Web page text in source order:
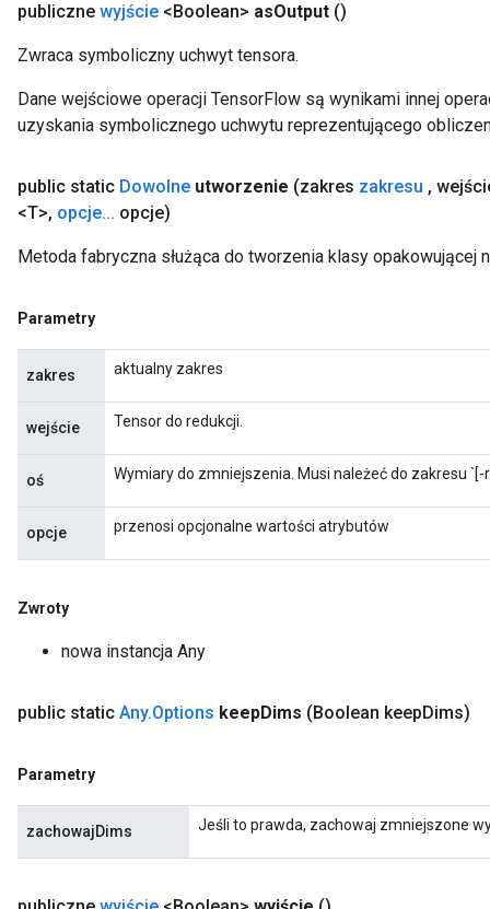
publiczne wyjście <Boolean> asOutput ()
Zwraca symboliczny uchwyt tensora.
Dane wejściowe operacji TensorFlow są wynikami innej
uzyskania symbolicznego uchwytu reprezentującego
public static Dowolne utworzenie (zakres zakresu ,
<T>, opcje... opcje)
Metoda fabryczna służąca do tworzenia klasy opakowującej
Parametry
zakres aktualny zakres
wejście Tensor do redukcji.
oś Wymiary do zmniejszenia. Musi należeć do zakresu
opcje przenosi opcjonalne wartości atrybutów
Zwroty
nowa instancja Any
public static Any.Options keepDims (Boolean keepDims)
Parametry
zachowajDims Jeśli to prawda, zachowaj zmniejszone